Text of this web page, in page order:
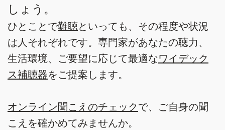
しょう。
ひとことで難聴といっても、その程度や状況
は人それぞれです。専門家があなたの聴力、
生活環境、ご要望に応じて最適なワイデック
ス補聴器をご提案します。
オンライン聞こえのチェックで、ご自身の聞
こえを確かめてみませんか。